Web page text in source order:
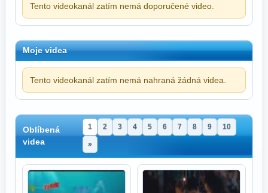
Tento videokanál zatím nemá doporučené video.
Moje videa
Tento videokanál zatím nemá nahraná žádná videa.
Oblíbená
videa
1 2 3 4 5 6 7 8 9 10
»